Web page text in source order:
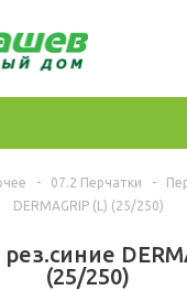
- 07.2 Перчатки -
DERMAGRIP (L) (25/250)
(25/250)